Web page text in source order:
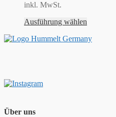
inkl. MwSt.
Ausführung wählen
Über uns